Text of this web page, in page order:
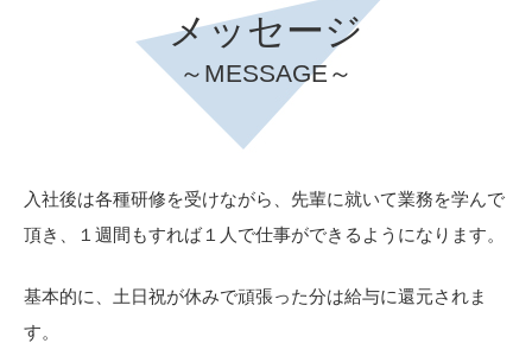
メッセージ
～MESSAGE～
入社後は各種研修を受けながら、先輩に就いて業務を学んで
頂き、１週間もすれば１人で仕事ができるようになります。
基本的に、土日祝が休みで頑張った分は給与に還元されま
す。